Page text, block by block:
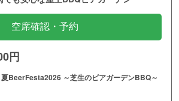
空席確認・予約
円
BeerFesta2026 ～芝生のビアガーデンBBQ～